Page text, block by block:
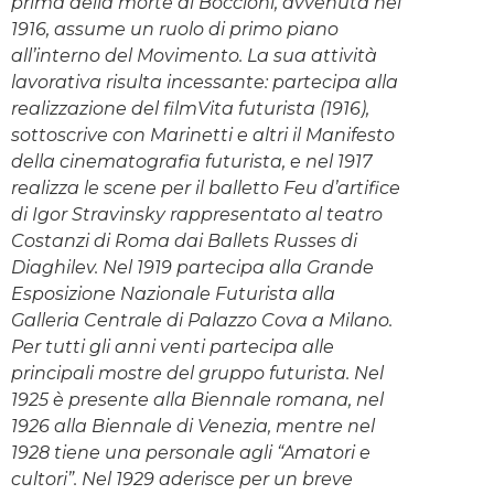
1916, assume un ruolo di primo piano
all’interno del Movimento. La sua attività
lavorativa risulta incessante: partecipa alla
realizzazione del filmVita futurista (1916),
sottoscrive con Marinetti e altri il Manifesto
della cinematografia futurista, e nel 1917
realizza le scene per il balletto Feu d’artifice
di Igor Stravinsky rappresentato al teatro
Costanzi di Roma dai Ballets Russes di
Diaghilev. Nel 1919 partecipa alla Grande
Esposizione Nazionale Futurista alla
Galleria Centrale di Palazzo Cova a Milano.
Per tutti gli anni venti partecipa alle
principali mostre del gruppo futurista. Nel
1925 è presente alla Biennale romana, nel
1926 alla Biennale di Venezia, mentre nel
1928 tiene una personale agli “Amatori e
cultori”. Nel 1929 aderisce per un breve